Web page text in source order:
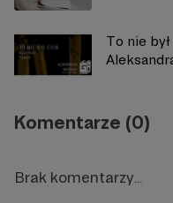
To nie
Komentarze (0)
Brak komentarzy...